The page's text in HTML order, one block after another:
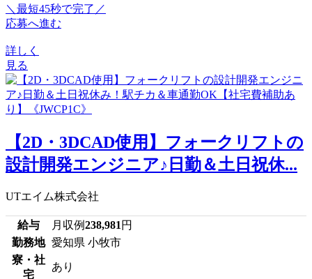
＼最短45秒で完了／
応募へ進む
詳しく
見る
【2D・3DCAD使用】フォークリフトの
設計開発エンジニア♪日勤＆土日祝休...
UTエイム株式会社
給与 月収例238,981 円
勤務地 愛知県 小牧市
寮・社
宅
あり